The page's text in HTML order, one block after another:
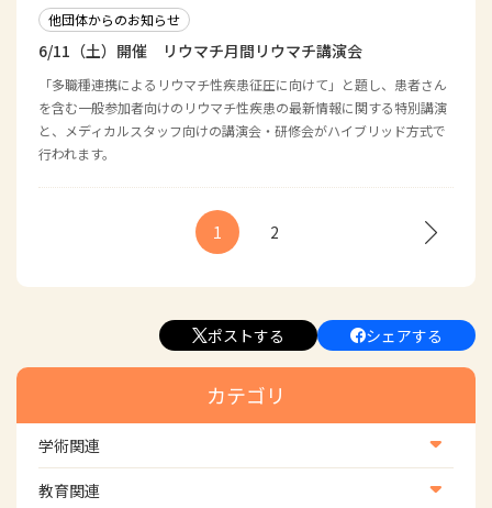
他団体からのお知らせ
6/11（土）開催 リウマチ月間リウマチ講演会
「多職種連携によるリウマチ性疾患征圧に向けて」と題し、患者さん
を含む一般参加者向けのリウマチ性疾患の最新情報に関する特別講演
と、メディカルスタッフ向けの講演会・研修会がハイブリッド方式で
行われます。
1 2
ポストする シェアする
カテゴリ
学術関連
学術・研究
教育関連